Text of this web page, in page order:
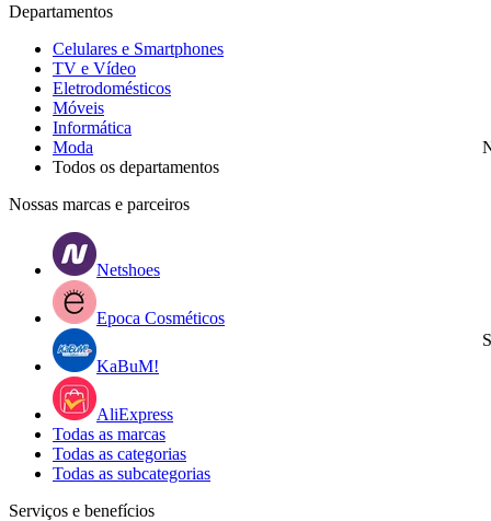
Departamentos
Celulares e Smartphones
TV e Vídeo
Eletrodomésticos
Móveis
Informática
Moda
Todos os departamentos
Nossas marcas e parceiros
Netshoes
Epoca Cosméticos
KaBuM!
AliExpress
Todas as marcas
Todas as categorias
Todas as subcategorias
Serviços e benefícios